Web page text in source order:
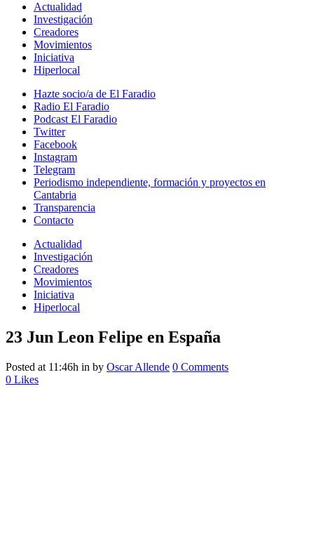
Actualidad
Investigación
Creadores
Movimientos
Iniciativa
Hiperlocal
Hazte socio/a de El Faradio
Radio El Faradio
Podcast El Faradio
Twitter
Facebook
Instagram
Telegram
Periodismo independiente, formación y proyectos en
Cantabria
Transparencia
Contacto
Actualidad
Investigación
Creadores
Movimientos
Iniciativa
Hiperlocal
23 Jun Leon Felipe en España
Posted at 11:46h in by Oscar Allende 0 Comments
0 Likes